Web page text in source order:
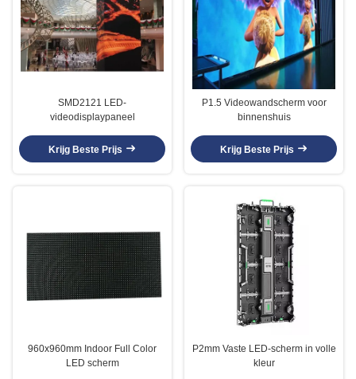
SMD2121 LED-
videodisplaypaneel
Krijg Beste Prijs
P1.5 Videowandscherm voor
binnenshuis
Krijg Beste Prijs
960x960mm Indoor Full Color
LED scherm
P2mm Vaste LED-scherm in volle
kleur